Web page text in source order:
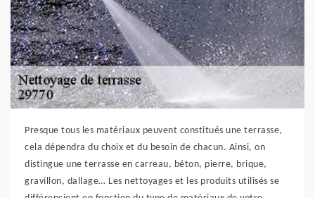
Presque tous les matériaux peuvent constitués une terrasse,
cela dépendra du choix et du besoin de chacun. Ainsi, on
distingue une terrasse en carreau, béton, pierre, brique,
gravillon, dallage… Les nettoyages et les produits utilisés se